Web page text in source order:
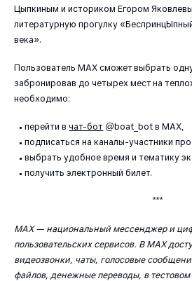
Цыпкиным и историком Егором
литературную прогулку
века».
Пользователь МАХ сможет выбрать
забронировав до четырех мест на
необходимо:
перейти вчат-бот @boat_bot в MAX,
подписаться на каналы-участники
выбрать удобное время и тематику
получить электронный билет.
***
MAX — национальный мессенджер и
пользовательских сервисов. В MAX
видеозвонки, чаты, голосовые
файлов, денежные переводы, в